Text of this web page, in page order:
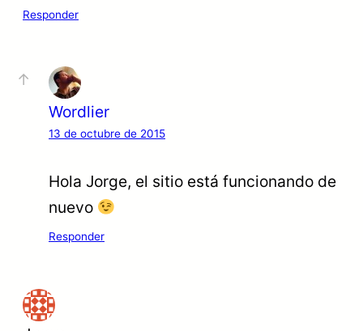
Responder
Wordlier
13 de octubre de 2015
Hola Jorge, el sitio está funcionando de
nuevo
Responder